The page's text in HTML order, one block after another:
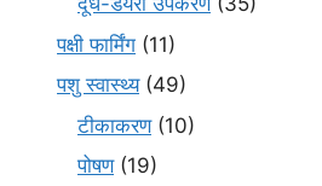
पक्षी फार्मिंग (11)
पशु स्वास्थ्य(49)
टीकाकरण(10)
पोषण(19)